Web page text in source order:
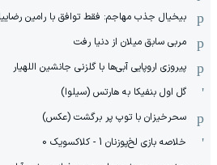
بیخیال جذب مهاجم: فقط توافق با رامین
مربی سابق میلان از دنیا رفت
پیروزی اروپایی آبی‌ها با گلزنی جانشین اللهیار
گل اول بنفیکا به هارتس (سیلوا)
سحرخیزان با توپ پر برگشت (عکس)
خلاصه بازی لخ‌پوزنان 1 - کلاکسویک 0